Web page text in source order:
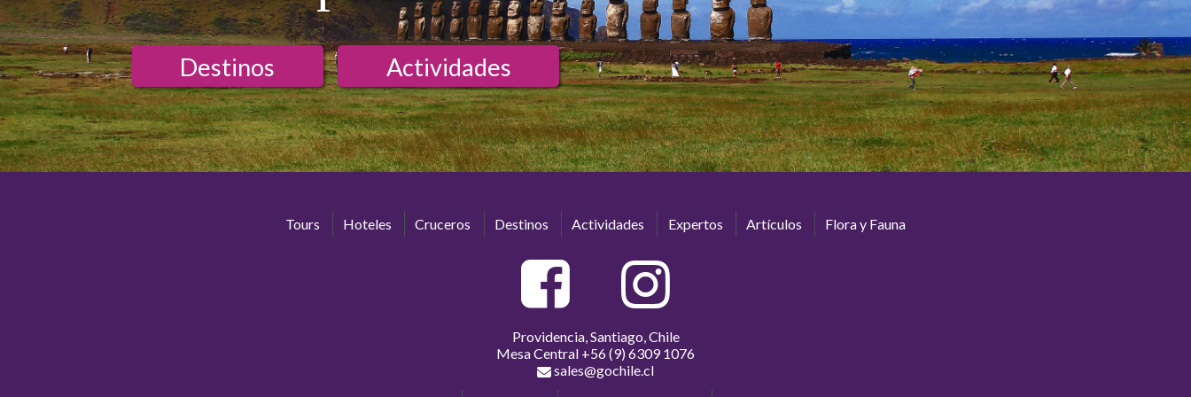
Destinos Actividades
Tours Hoteles Cruceros Destinos Actividades Expertos Artículos Flora y Fauna
Providencia, Santiago, Chile
Mesa Central +56 (9) 6309 1076
sales@gochile.cl